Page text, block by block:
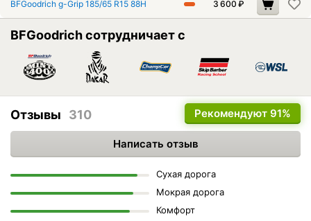
BFGoodrich g-Grip 185/65 R15 88H 3 600 ₽
BFGoodrich сотрудничает с
Рекомендуют 91%
Отзывы 310
Написать отзыв
Сухая дорога
Мокрая дорога
Комфорт